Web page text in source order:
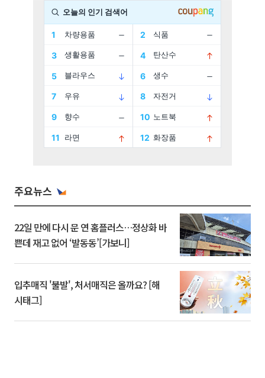
주요뉴스
22일 만에 다시 문 연 홈플러스…정상화 바
쁜데 재고 없어 ‘발동동’[가보니]
입추매직 '불발', 처서매직은 올까요? [해
시태그]